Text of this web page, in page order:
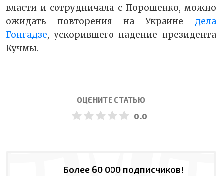
власти и сотрудничала с Порошенко, можно
ожидать повторения на Украине дела
Гонгадзе, ускорившего падение президента
Кучмы.
ОЦЕНИТЕ СТАТЬЮ
0.0
Более 60 000 подписчиков!